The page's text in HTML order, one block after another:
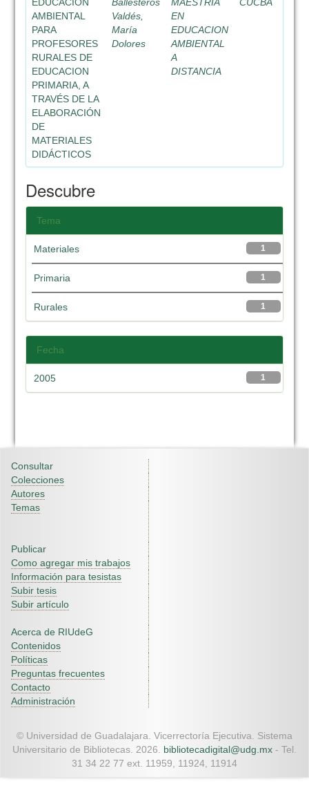
AMBIENTAL
PARA
PROFESORES
RURALES DE
EDUCACION
PRIMARIA, A
TRAVÉS DE LA
ELABORACIÓN
DE
MATERIALES
DIDÁCTICOS
Valdés,
María
Dolores
EN
EDUCACION
AMBIENTAL
A
DISTANCIA
Descubre
Tema
1
Materiales
1
Primaria
1
Rurales
Fecha
1
2005
Consultar
Colecciones
Autores
Temas
Publicar
Como agregar mis trabajos
Información para tesistas
Subir tesis
Subir artículo
Acerca de RIUdeG
Contenidos
Políticas
Preguntas frecuentes
Contacto
Administración
© Universidad de Guadalajara. Vicerrectoría Ejecutiva. Sistema
Universitario de Bibliotecas. 2026. bibliotecadigital@udg.mx - Tel.
31 34 22 77 ext. 11959, 11924, 11914